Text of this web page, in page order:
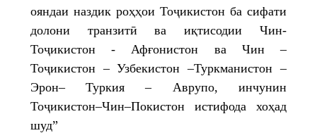
ояндаи наздик роҳҳои Тоҷикистон ба сифати
долони транзитӣ ва иқтисодии Чин-
Тоҷикистон - Афғонистон ва Чин –
Тоҷикистон – Узбекистон –Туркманистон –
Эрон– Туркия – Аврупо, инчунин
Тоҷикистон–Чин–Покистон истифода хоҳад
шуд”